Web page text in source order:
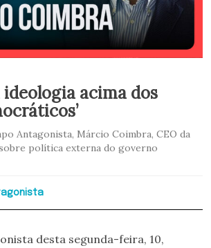
ideologia acima dos
Antagonista, Márcio Coimbra, CEO da
política externa do governo
desta segunda-feira, 10,